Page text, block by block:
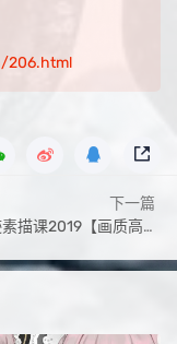
206.html
下一篇
描课2019【画质高清】